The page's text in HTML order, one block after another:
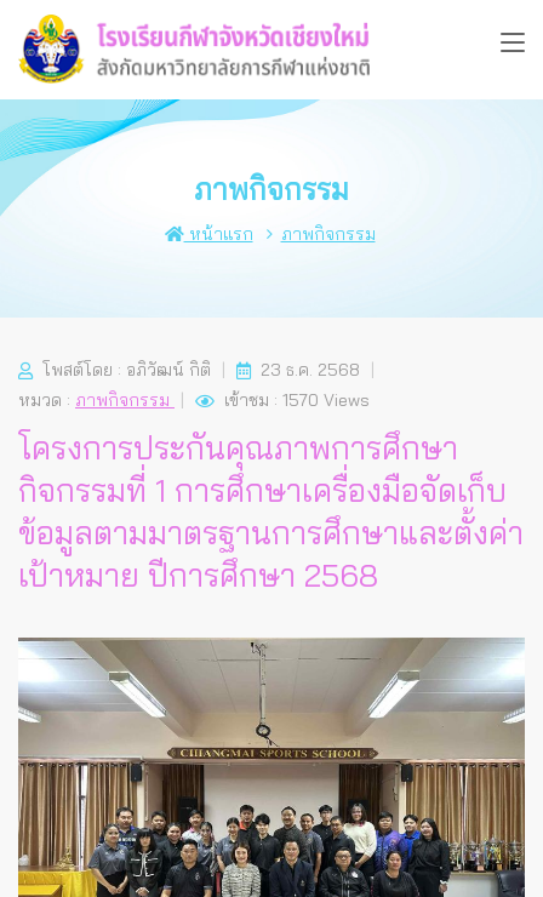
ภาพกิจกรรม
หน้าแรก ภาพกิจกรรม
โพสต์โดย : อภิวัฒน์ กิติ
23 ธ.ค. 2568
หมวด : ภาพกิจกรรม เข้าชม : 1570 Views
โครงการประกันคุณภาพการศึกษา
กิจกรรมที่ 1 การศึกษาเครื่องมือจัดเก็บ
ข้อมูลตามมาตรฐานการศึกษาและตั้งค่า
เป้าหมาย ปีการศึกษา 2568